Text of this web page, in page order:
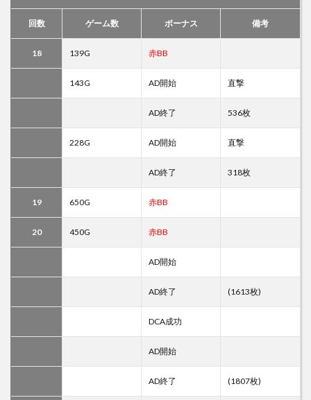
回数 ゲーム数 ボーナス 備考
18 139G 赤BB
143G AD開始 直撃
AD終了 536枚
228G AD開始 直撃
AD終了 318枚
19 650G 赤BB
20 450G 赤BB
AD開始
AD終了 (1613枚)
DCA成功
AD開始
AD終了 (1807枚)